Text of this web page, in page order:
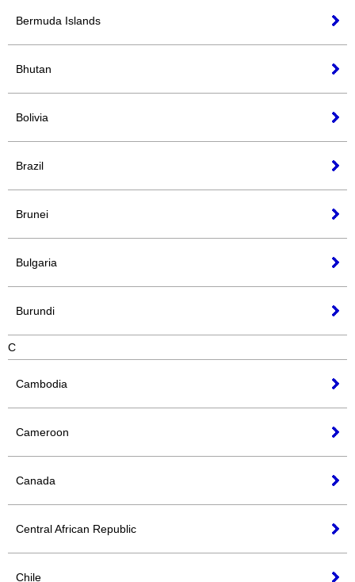
Bermuda Islands
Bhutan
Bolivia
Brazil
Brunei
Bulgaria
Burundi
C
Cambodia
Cameroon
Canada
Central African Republic
Chile